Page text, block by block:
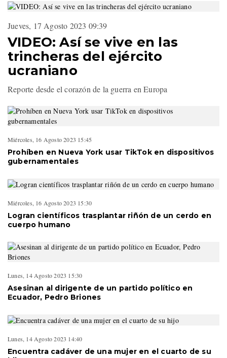
Jueves, 17 Agosto 2023 09:39
VIDEO: Así se vive en las
trincheras del ejército
ucraniano
Reporte desde el corazón de la guerra en Europa
Miércoles, 16 Agosto 2023 15:45
Prohíben en Nueva York usar TikTok en dispositivos
gubernamentales
Miércoles, 16 Agosto 2023 15:30
Logran científicos trasplantar riñón de un cerdo en
cuerpo humano
Lunes, 14 Agosto 2023 15:30
Asesinan al dirigente de un partido político en
Ecuador, Pedro Briones
Lunes, 14 Agosto 2023 14:40
Encuentra cadáver de una mujer en el cuarto de su